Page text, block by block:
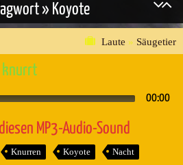
» Koyote
Laute » Säugetier
knurrt
00:00
MP3-Audio-Sound
Knurren Koyote Nacht